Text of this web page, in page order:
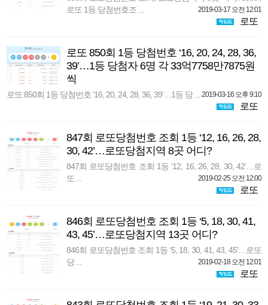
로또 1등 당첨번호조 ...
2019-03-17 오전 12:01
로또
로또 850회 1등 당첨번호 ‘16, 20, 24, 28, 36,
39’…1등 당첨자 6명 각 33억7758만7875원
씩
로또 850회 1등 당첨번호 ‘16, 20, 24, 28, 36, 39’…1등 당 ... 2019-03-16 오후 9:10
로또
847회 로또당첨번호 조회 1등 ‘12, 16, 26, 28,
30, 42’…로또당첨지역 8곳 어디?
847회 로또당첨번호 조회 1등 ‘12, 16, 26, 28, 30, 42’…로
또 ...
2019-02-25 오전 12:00
로또
846회 로또당첨번호 조회 1등 ‘5, 18, 30, 41,
43, 45’…로또당첨지역 13곳 어디?
846회 로또당첨번호 조회 1등 ‘5, 18, 30, 41, 43, 45’…로또
당 ...
2019-02-18 오전 12:01
로또